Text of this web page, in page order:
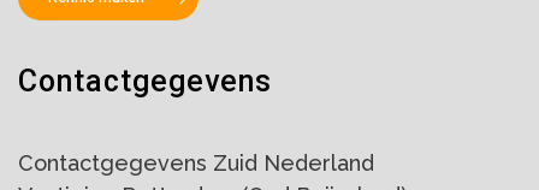
Contactgegevens
Contactgegevens Zuid Nederland